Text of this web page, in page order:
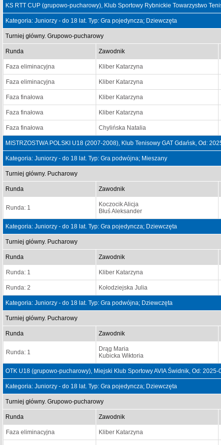
KS RTT CUP (grupowo-pucharowy), Klub Sportowy Rybnickie Towarzystwo
Kategoria: Juniorzy - do 18 lat. Typ: Gra pojedyncza; Dziewczęta
Turniej główny. Grupowo-pucharowy
Runda Zawodnik
Faza eliminacyjna Kliber Katarzyna
Faza eliminacyjna Kliber Katarzyna
Faza finałowa Kliber Katarzyna
Faza finałowa Kliber Katarzyna
Faza finałowa Chylińska Natalia
MISTRZOSTWA POLSKI U18 (2007-2008), Klub Tenisowy GAT Gdańsk, Od:
Kategoria: Juniorzy - do 18 lat. Typ: Gra podwójna; Mieszany
Turniej główny. Pucharowy
Runda Zawodnik
Runda: 1
Koczocik Alicja
Błuś Aleksander
Kategoria: Juniorzy - do 18 lat. Typ: Gra pojedyncza; Dziewczęta
Turniej główny. Pucharowy
Runda Zawodnik
Runda: 1 Kliber Katarzyna
Runda: 2 Kołodziejska Julia
Kategoria: Juniorzy - do 18 lat. Typ: Gra podwójna; Dziewczęta
Turniej główny. Pucharowy
Runda Zawodnik
Runda: 1
Drąg Maria
Kubicka Wiktoria
OTK U18 (grupowo-pucharowy), Miejski Klub Sportowy AVIA Świdnik, Od:
Kategoria: Juniorzy - do 18 lat. Typ: Gra pojedyncza; Dziewczęta
Turniej główny. Grupowo-pucharowy
Runda Zawodnik
Faza eliminacyjna Kliber Katarzyna